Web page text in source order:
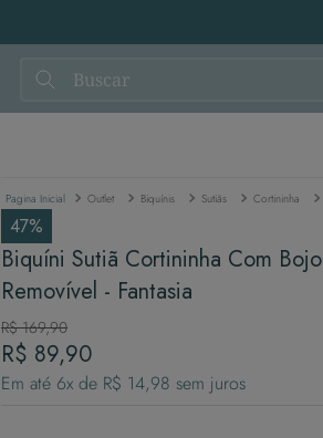
Buscar
Outlet Biquínis Sutiãs Cortininha
47%
Biquíni Sutiã Cortininha Com Bojo
Removível - Fantasia
R$ 169,90
R$ 89,90
Em até 6x de R$ 14,98 sem juros